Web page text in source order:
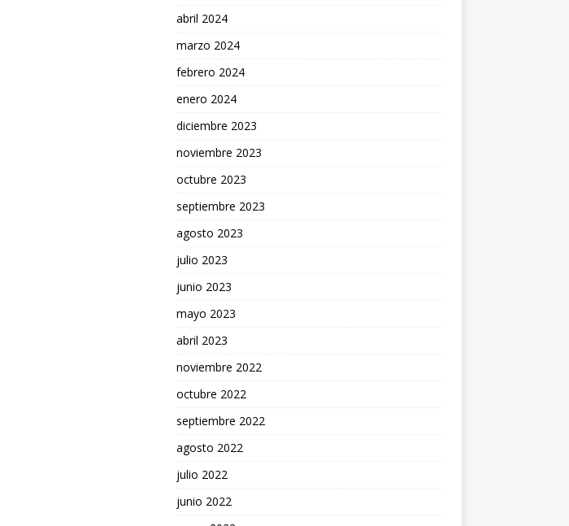
abril 2024
marzo 2024
febrero 2024
enero 2024
diciembre 2023
noviembre 2023
octubre 2023
septiembre 2023
agosto 2023
julio 2023
junio 2023
mayo 2023
abril 2023
noviembre 2022
octubre 2022
septiembre 2022
agosto 2022
julio 2022
junio 2022